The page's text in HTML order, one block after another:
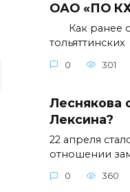
ОАО «ПО КХ
Как ранее
тольяттинских
0 301
Леснякова
Лексина?
22 апреля
отношении
0 360